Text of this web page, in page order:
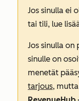
Jos sinulla ei
tai tili, lue
Jos sinulla on
sinulle on
menetät
tarjous,